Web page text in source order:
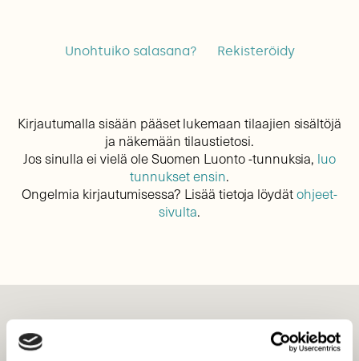
Unohtuiko salasana? Rekisteröidy
Kirjautumalla sisään pääset lukemaan tilaajien sisältöjä
ja näkemään tilaustietosi.
Jos sinulla ei vielä ole Suomen Luonto -tunnuksia, luo
tunnukset ensin.
Ongelmia kirjautumisessa? Lisää tietoja löydätohjeet-
sivulta.